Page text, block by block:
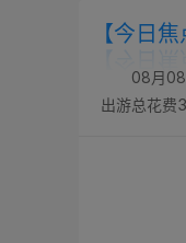
【今日焦
08月08
出游总花费